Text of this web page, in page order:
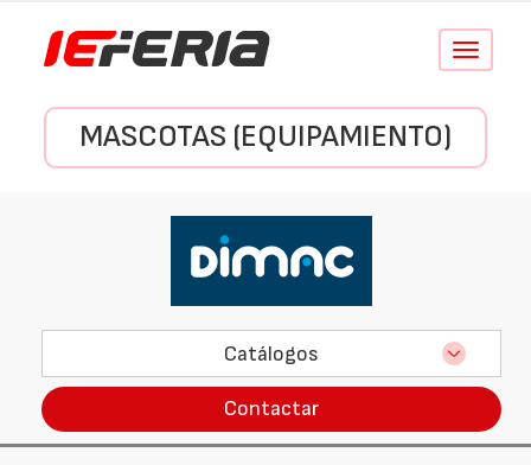
Conmutar
MASCOTAS (EQUIPAMIENTO)
Catálogos
Contactar